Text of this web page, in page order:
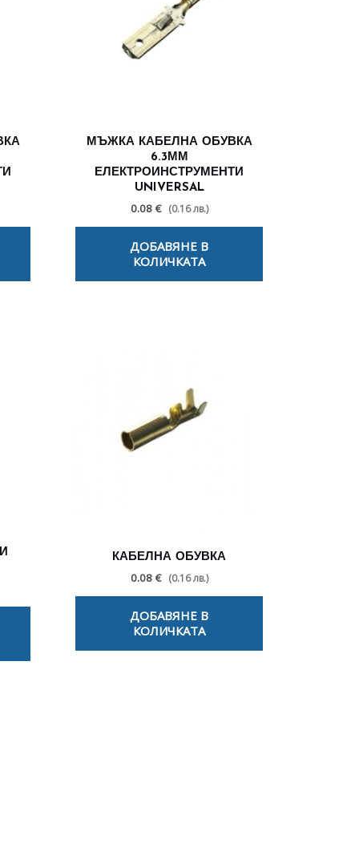
МЪЖКА КАБЕЛНА ОБУВКА
6.3ММ
ЕЛЕКТРОИНСТРУМЕНТИ
UNIVERSAL
0.08 € (0.16 лв.)
ДОБАВЯНЕ В
КОЛИЧКАТА
КАБЕЛНА ОБУВКА
0.08 € (0.16 лв.)
ДОБАВЯНЕ В
КОЛИЧКАТА